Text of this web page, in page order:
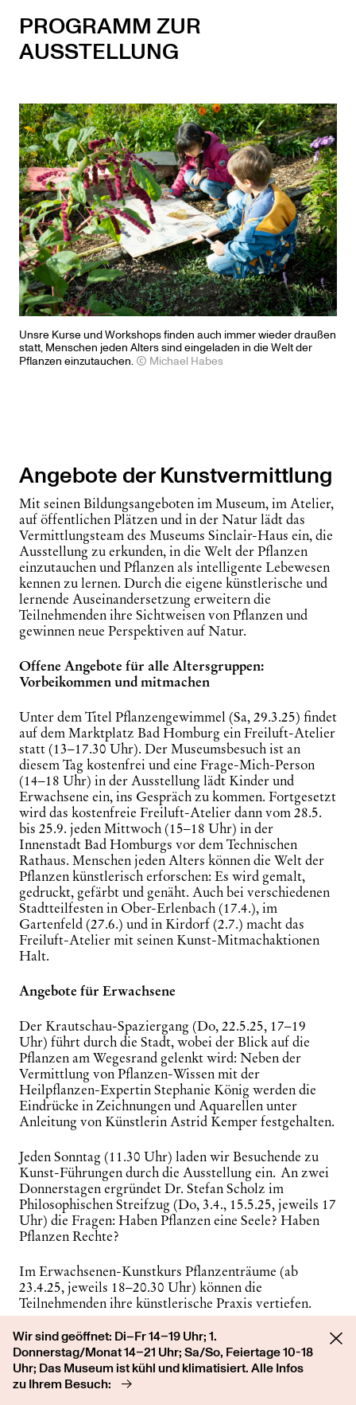
PROGRAMM ZUR
AUSSTELLUNG
Unsre Kurse und Workshops finden auch immer wieder draußen
statt, Menschen jeden Alters sind eingeladen in die Welt der
Pflanzen einzutauchen.
Michael Habes
Angebote der Kunstvermittlung
Mit seinen Bildungsangeboten im Museum, im Atelier,
auf öffentlichen Plätzen und in der Natur lädt das
Vermittlungsteam des Museums Sinclair-Haus ein, die
Ausstellung zu erkunden, in die Welt der Pflanzen
einzutauchen und Pflanzen als intelligente Lebewesen
kennen zu lernen. Durch die eigene künstlerische und
lernende Auseinandersetzung erweitern die
Teilnehmenden ihre Sichtweisen von Pflanzen und
gewinnen neue Perspektiven auf Natur.
Offene Angebote für alle Altersgruppen:
Vorbeikommen und mitmachen
Unter dem TitelPflanzengewimmel (Sa, 29.3.25) findet
auf dem Marktplatz Bad Homburg ein Freiluft-Atelier
statt (13–17.30 Uhr). Der Museumsbesuch ist an
diesem Tag kostenfrei und eine Frage-Mich-Person
(14–18 Uhr) in der Ausstellung lädt Kinder und
Erwachsene ein, ins Gespräch zu kommen. Fortgesetzt
wird das kostenfreie Freiluft-Atelierdann vom 28.5.
bis 25.9. jeden Mittwoch (15–18 Uhr) in der
Innenstadt Bad Homburgs vor dem Technischen
Rathaus. Menschen jeden Alters können die Welt der
Pflanzen künstlerisch erforschen: Es wird gemalt,
gedruckt, gefärbt und genäht. Auch bei verschiedenen
Stadtteilfesten in Ober-Erlenbach (17.4.), im
Gartenfeld (27.6.) und in Kirdorf (2.7.) macht das
Freiluft-Atelier mit seinen Kunst-Mitmachaktionen
Halt.
Angebote für Erwachsene
Der Krautschau-Spaziergang (Do, 22.5.25, 17–19
Uhr) führt durch die Stadt, wobei der Blick auf die
Pflanzen am Wegesrand gelenkt wird: Neben der
Vermittlung von Pflanzen-Wissen mit der
Heilpflanzen-Expertin Stephanie König werden die
Eindrücke in Zeichnungen und Aquarellen unter
Anleitung von Künstlerin Astrid Kemper festgehalten.
Jeden Sonntag (11.30 Uhr) laden wir Besuchende zu
Kunst-Führungen durch die Ausstellung ein. An zwei
Donnerstagen ergründet Dr. Stefan Scholz im
Philosophischen Streifzug (Do, 3.4., 15.5.25, jeweils 17
Uhr) die Fragen: Haben Pflanzen eine Seele? Haben
Pflanzen Rechte?
Im Erwachsenen-Kunstkurs Pflanzenträume (ab
23.4.25, jeweils 18–20.30 Uhr) können die
Teilnehmenden ihre künstlerische Praxis vertiefen.
Beim Wochenend-Workshop lernen Erwachsene die
seltene Drucktechnik Vernis-mou in Verbindung mit
Naturselbstdrucken kennen (28.-29.6.). Gemeinsam
mit der Schriftstellerin Saskia Hennig von Lange kann
Wir sind geöffnet: Di–Fr 14–19 Uhr; 1.
Donnerstag/Monat 14–21 Uhr; Sa/So, Feiertage 10-18
Uhr; Das Museum ist kühl und klimatisiert. Alle Infos
zu Ihrem Besuch: